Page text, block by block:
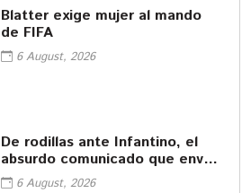
Blatter exige mujer al mando
de FIFA
6 August, 2026
De rodillas ante Infantino, el
absurdo comunicado que envió
la FMF
6 August, 2026